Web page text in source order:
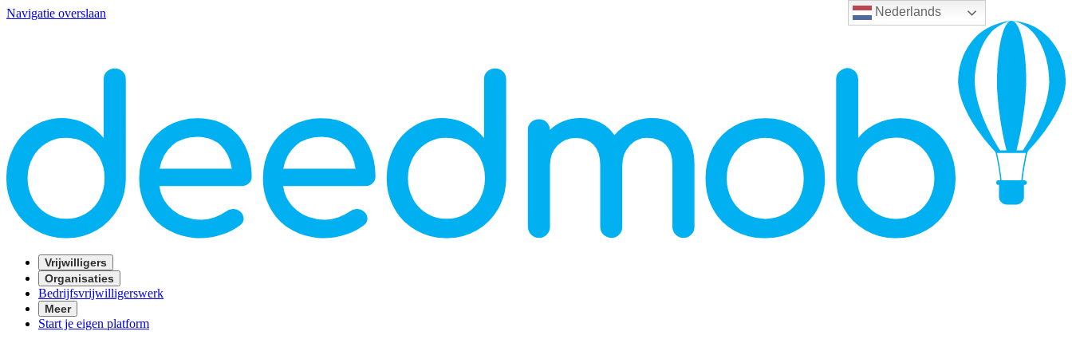
Nederlands
Navigatie overslaan
Vrijwilligers
Organisaties
Bedrijfsvrijwilligerswerk
Meer
Start je eigen platform